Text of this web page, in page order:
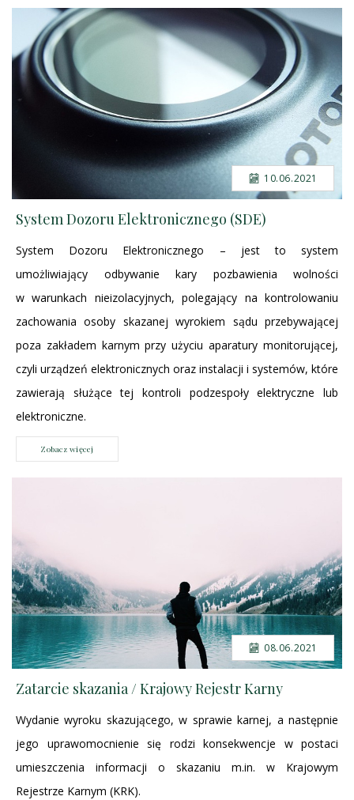
10.06.2021
System Dozoru Elektronicznego (SDE)
System Dozoru Elektronicznego – jest to system
umożliwiający odbywanie kary pozbawienia wolności
w warunkach nieizolacyjnych, polegający na kontrolowaniu
zachowania osoby skazanej wyrokiem sądu przebywającej
poza zakładem karnym przy użyciu aparatury monitorującej,
czyli urządzeń elektronicznych oraz instalacji i systemów, które
zawierają służące tej kontroli podzespoły elektryczne lub
elektroniczne.
Zobacz więcej
08.06.2021
Zatarcie skazania / Krajowy Rejestr Karny
Wydanie wyroku skazującego, w sprawie karnej, a następnie
jego uprawomocnienie się rodzi konsekwencje w postaci
umieszczenia informacji o skazaniu m.in. w Krajowym
Rejestrze Karnym (KRK).